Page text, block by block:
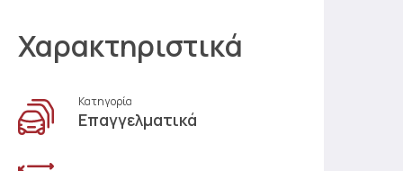
Χαρακτηριστικά
Κατηγορία
Επαγγελματικά